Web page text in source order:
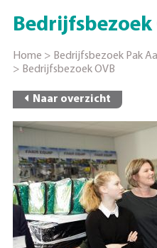
Bedrijfsbezoek
Home > Bedrijfsbezoek Pak
> Bedrijfsbezoek OVB
Naar overzicht